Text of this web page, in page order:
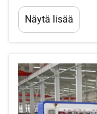
ongelmitta, on
'superkoneeksi'.
tuotantolinjasta
Näytä lisää